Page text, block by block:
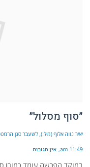
״סוף מסלול״
יאיר נווה אלוף (מיל.), לשעבר סגן
11:49 am אין תגובות
במוקד הפרשה עומד כמובן